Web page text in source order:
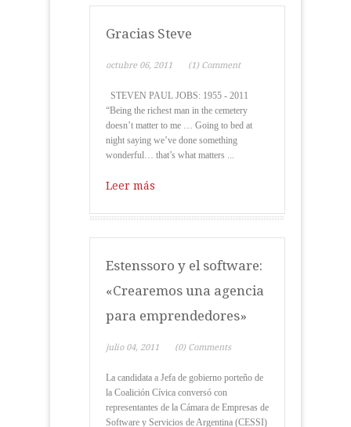
Gracias Steve
octubre 06, 2011 (1) Comment
STEVEN PAUL JOBS: 1955 - 2011
“Being the richest man in the cemetery
doesn’t matter to me … Going to bed at
night saying we’ve done something
wonderful… that’s what matters ...
Leer más
Estenssoro y el software:
«Crearemos una agencia
para emprendedores»
julio 04, 2011 (0) Comments
La candidata a Jefa de gobierno porteño de
la Coalición Cívica conversó con
representantes de la Cámara de Empresas de
Software y Servicios de Argentina (CESSI)